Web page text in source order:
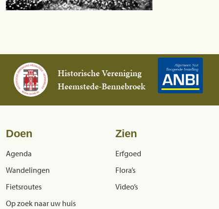
Historische Vereniging
Heemstede-Bennebroek
Doen
Agenda
Wandelingen
Fietsroutes
Op zoek naar uw huis
Zien
Erfgoed
Flora’s
Video’s